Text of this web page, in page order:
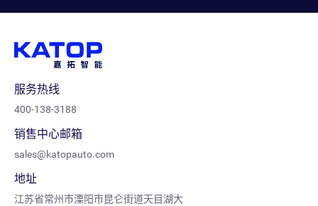
服务热线
400-138-3188
销售中心邮箱
sales@katopauto.com
地址
江苏省常州市溧阳市昆仑街道天目湖大